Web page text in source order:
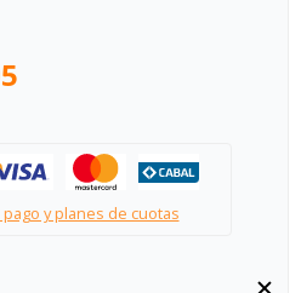
y planes de cuotas